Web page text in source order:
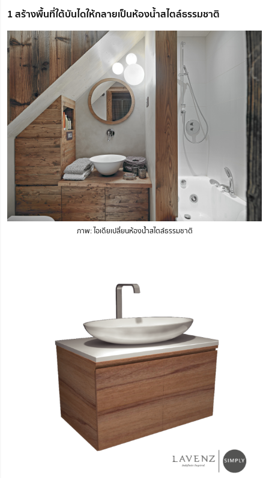
1 สร้างพื้นที่ใต้บันไดให้กลายเป็นห้องน้ำสไตล์ธรรมชาติ
ภาพ: ไอเดียเปลี่ยนห้องน้ำสไตล์ธรรมชาติ